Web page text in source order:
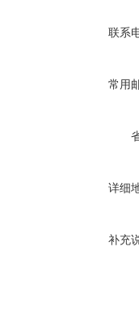
联系
常用
详细
补充